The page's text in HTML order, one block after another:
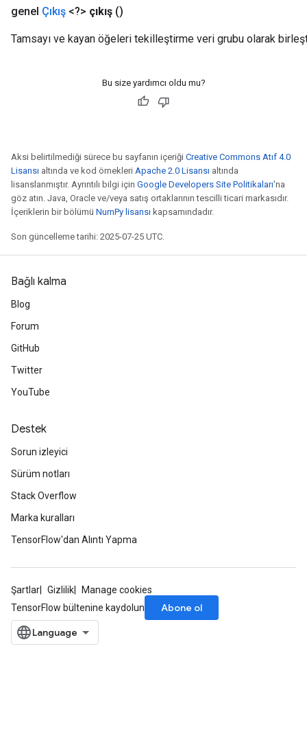
genel Çıkış <?> çıkış ()
Tamsayı ve kayan öğeleri tekilleştirme veri grubu olarak
Bu size yardımcı oldu mu?
Aksi belirtilmediği sürece bu sayfanın içeriği Creative Commons Atıf 4.0
Lisansı altında ve kod örnekleri Apache 2.0 Lisansı altında
lisanslanmıştır. Ayrıntılı bilgi için Google Developers Site Politikaları'na
göz atın. Java, Oracle ve/veya satış ortaklarının tescilli ticari markasıdır.
İçeriklerin bir bölümü NumPy lisansı kapsamındadır.
Son güncelleme tarihi: 2025-07-25 UTC.
Bağlı kalma
Blog
Forum
GitHub
Twitter
YouTube
Destek
Sorun izleyici
Sürüm notları
Stack Overflow
Marka kuralları
TensorFlow'dan Alıntı Yapma
Şartlar Gizlilik
Manage cookies
TensorFlow bültenine kaydolun
Abone ol